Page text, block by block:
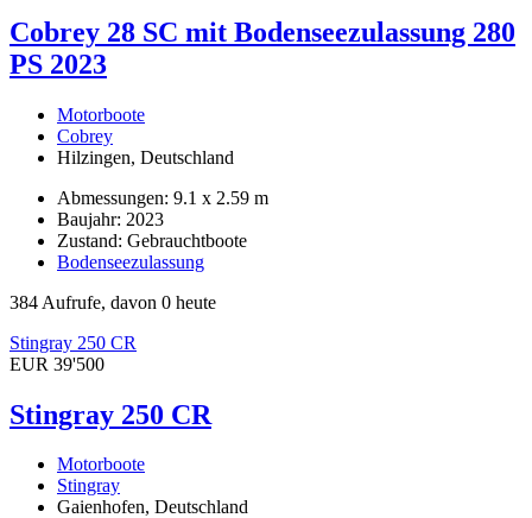
Cobrey 28 SC mit Bodenseezulassung 280
PS 2023
Motorboote
Cobrey
Hilzingen, Deutschland
Abmessungen: 9.1 x 2.59 m
Baujahr: 2023
Zustand: Gebrauchtboote
Bodenseezulassung
384 Aufrufe, davon 0 heute
Stingray 250 CR
EUR 39'500
Stingray 250 CR
Motorboote
Stingray
Gaienhofen, Deutschland